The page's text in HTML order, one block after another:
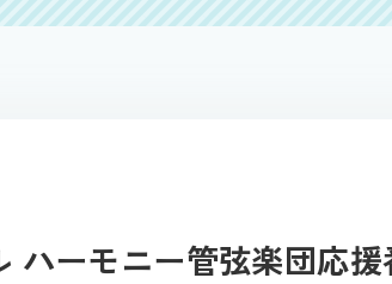
ハーモニー管弦楽団応